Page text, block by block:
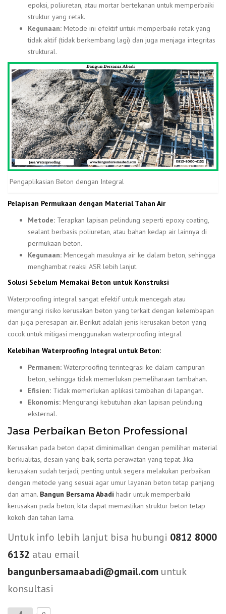
epoksi, poliuretan, atau mortar bertekanan untuk memperbaiki
struktur yang retak.
Kegunaan: Metode ini efektif untuk memperbaiki retak yang
tidak aktif (tidak berkembang lagi) dan juga menjaga integritas
struktural.
Pengaplikasian Beton dengan Integral
Pelapisan Permukaan dengan Material Tahan Air
Metode: Terapkan lapisan pelindung seperti epoxy coating,
sealant berbasis poliuretan, atau bahan kedap air lainnya di
permukaan beton.
Kegunaan: Mencegah masuknya air ke dalam beton, sehingga
menghambat reaksi ASR lebih lanjut.
Solusi Sebelum Memakai Beton untuk Konstruksi
Waterproofing integral sangat efektif untuk mencegah atau
mengurangi risiko kerusakan beton yang terkait dengan kelembapan
dan juga peresapan air. Berikut adalah jenis kerusakan beton yang
cocok untuk mitigasi menggunakan waterproofing integral
Kelebihan Waterproofing Integral untuk Beton:
Permanen: Waterproofing terintegrasi ke dalam campuran
beton, sehingga tidak memerlukan pemeliharaan tambahan.
Efisien: Tidak memerlukan aplikasi tambahan di lapangan.
Ekonomis: Mengurangi kebutuhan akan lapisan pelindung
eksternal.
Jasa Perbaikan Beton Professional
Kerusakan pada beton dapat diminimalkan dengan pemilihan material
berkualitas, desain yang baik, serta perawatan yang tepat. Jika
kerusakan sudah terjadi, penting untuk segera melakukan perbaikan
dengan metode yang sesuai agar umur layanan beton tetap panjang
dan aman. Bangun Bersama Abadi hadir untuk memperbaiki
kerusakan pada beton, kita dapat memastikan struktur beton tetap
kokoh dan tahan lama.
Untuk info lebih lanjut bisa hubungi 0812 8000
6132 atau email
bangunbersamaabadi@gmail.com untuk
konsultasi